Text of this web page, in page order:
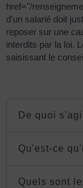
href="/
d'un salarié doit
reposer sur une
interdits par la loi.
saisissant le
De quoi
Qu'est-ce
Quels sont